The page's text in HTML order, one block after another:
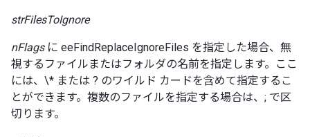
strFilesToIgnore
nFlagsに eeFindReplaceIgnoreFiles を指定した場合、無
視するファイルまたはフォルダの名前を指定します。ここ
には、\* または ? のワイルド カードを含めて指定するこ
とができます。複数のファイルを指定する場合は、; で区
切ります。